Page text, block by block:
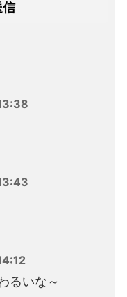
るいな～